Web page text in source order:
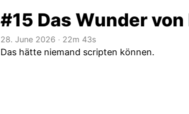
#15 Das Wunder
28. June 2026 ‧ 22m 43s
Das hätte niemand scripten können.